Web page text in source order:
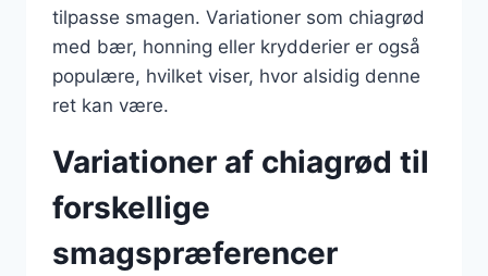
tilpasse smagen. Variationer som chiagrød
med bær, honning eller krydderier er også
populære, hvilket viser, hvor alsidig denne
ret kan være.
Variationer af chiagrød til
forskellige
smagspræferencer